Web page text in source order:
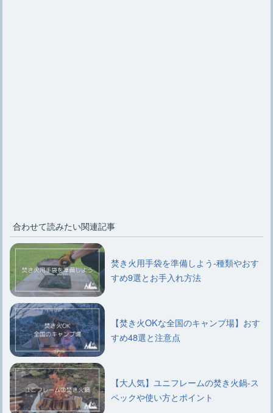
合わせて読みたい関連記事
焚き火用手袋を準備しよう-種類やおす
すめ9選とお手入れ方法
【焚き火OKな全国のキャンプ場】おす
すめ48選と注意点
【大人気】ユニフレームの焚き火鍋-ス
ペックや使い方とポイント